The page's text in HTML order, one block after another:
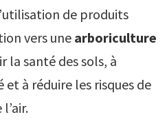
de produits
vers une arboriculture
la santé des sols, à
à réduire les risques de